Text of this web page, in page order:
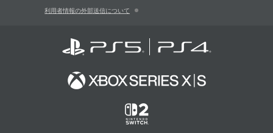
利用者情報の外部送信について